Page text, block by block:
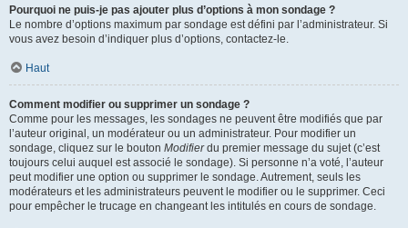
Pourquoi ne puis-je pas ajouter plus d’options à mon sondage ?
Le nombre d’options maximum par sondage est défini par l’administrateur. Si
vous avez besoin d’indiquer plus d’options, contactez-le.
Haut
Comment modifier ou supprimer un sondage ?
Comme pour les messages, les sondages ne peuvent être modifiés que par
l’auteur original, un modérateur ou un administrateur. Pour modifier un
sondage, cliquez sur le bouton Modifierdu premier message du sujet (c’est
toujours celui auquel est associé le sondage). Si personne n’a voté, l’auteur
peut modifier une option ou supprimer le sondage. Autrement, seuls les
modérateurs et les administrateurs peuvent le modifier ou le supprimer. Ceci
pour empêcher le trucage en changeant les intitulés en cours de sondage.